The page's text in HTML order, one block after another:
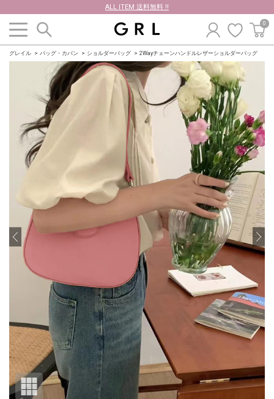
ALL ITEM 送料無料 !!
0
グレイル バッグ・カバン ショルダーバッグ 2Wayチェーンハンドルレザーショルダーバッグ